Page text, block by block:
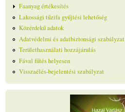
Faanyag értékesítés
Lakossági tűzifa gyűjtési lehetőség
Közérdekű adatok
Adatvédelmi és adatbiztonsági szabályzat
Területhasználati hozzájárulás
Fával fűtés helyesen
Visszaélés-bejelentési szabályzat